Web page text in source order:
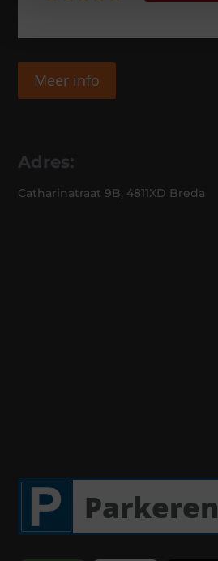
Meer info
Adres:
Catharinatraat 9B, 4811XD Breda
Parkeren